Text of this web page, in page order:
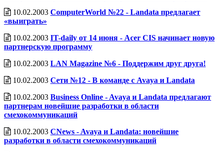
10.02.2003 ComputerWorld №22 - Landata предлагает
«выиграть»
10.02.2003 IT-daily от 14 июня - Acer CIS начинает новую
партнерскую программу
10.02.2003 LAN Magazine №6 - Поддержим друг друга!
10.02.2003 Сети №12 - В команде с Avaya и Landata
10.02.2003 Business Online - Avaya и Landata предлагают
партнерам новейшие разработки в области
смехокоммуникаций
10.02.2003 CNews - Avaya и Landata: новейшие
разработки в области смехокоммуникаций